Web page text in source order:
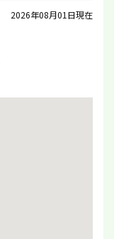
2026年08月01日現在